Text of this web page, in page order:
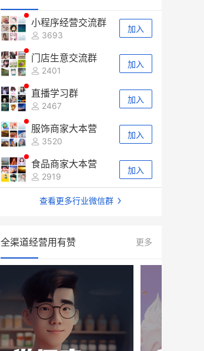
小程序经营交流群
3693
加入
门店生意交流群
2401
加入
直播学习群
2467
加入
服饰商家大本营
3520
加入
食品商家大本营
2919
加入
查看更多行业微信群
全渠道经营用有赞 更多